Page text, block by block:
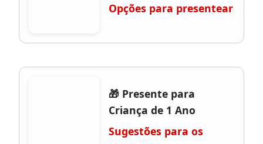
Opções para presentear
🎁 Presente para
Criança de 1 Ano
Sugestões para os